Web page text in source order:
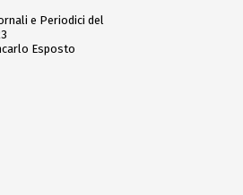
e Periodici del
Esposto